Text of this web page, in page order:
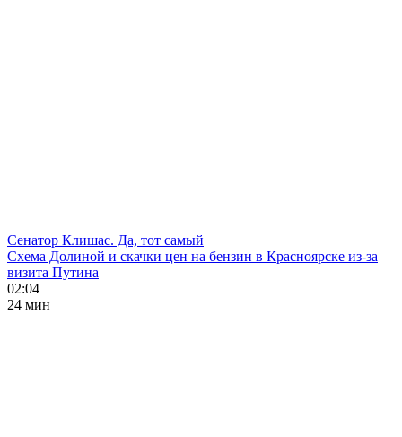
Сенатор Клишас. Да, тот самый
Схема Долиной и скачки цен на бензин в Красноярске из-за
визита Путина
02:04
24 мин